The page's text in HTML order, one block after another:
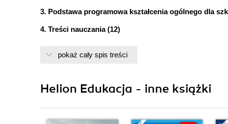
3. Podstawa programowa kształcenia ogólnego dla
4. Treści nauczania (12)
7. Ocena pracy ucznia (39)
9. Metody pracy i środki dydaktyczne (58)
pokaż cały spis treści
Helion Edukacja - inne książki